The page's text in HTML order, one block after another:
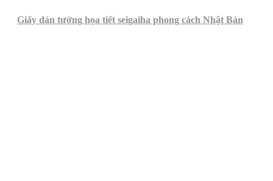
Giấy dán tường họa tiết seigaiha phong cách Nhật Bản